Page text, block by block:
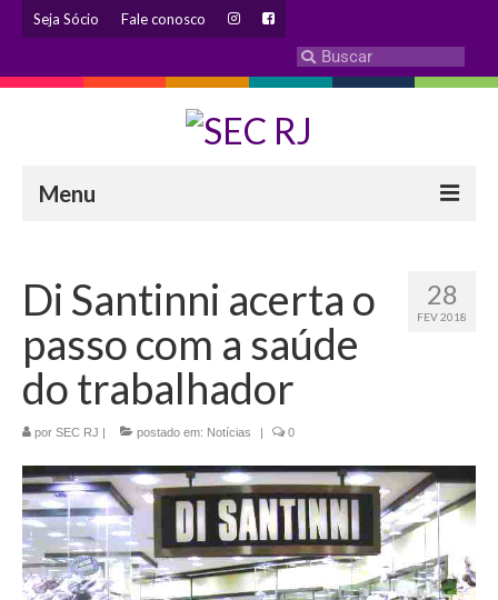
Seja Sócio Fale conosco
Menu
Eleição 2024 – Comissão Eleitoral
Histórico
Diretoria
Estatuto
Atendimentos
Coletivo Margaridas
Coletivo de Igualdade Racial
28
FEV 2018
Di Santinni acerta o
passo com a saúde
do trabalhador
por SEC RJ | postado em: Notícias | 0